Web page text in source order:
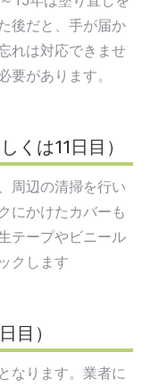
後だと、手が届か
れは対応できませ
要があります。
くは11日目）
周辺の清掃を行い
にかけたカバーも
テープやビニール
クします
目）
なります。業者に